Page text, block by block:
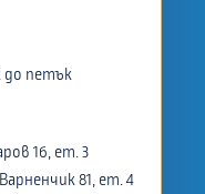
до петък
16, ет. 3
81, ет. 4